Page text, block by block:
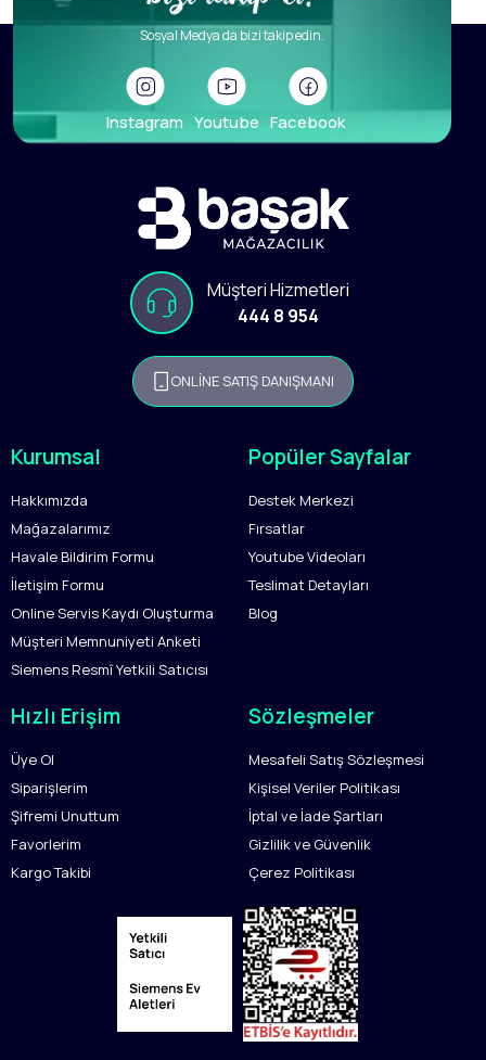
Sosyal Medya da bizi takip edin.
Instagram Youtube Facebook
Müşteri Hizmetleri
444 8 954
ONLİNE SATIŞ DANIŞMANI
Kurumsal
Hakkımızda
Mağazalarımız
Havale Bildirim Formu
İletişim Formu
Online Servis Kaydı Oluşturma
Müşteri Memnuniyeti Anketi
Siemens Resmî Yetkili Satıcısı
Popüler Sayfalar
Destek Merkezi
Fırsatlar
Youtube Videoları
Teslimat Detayları
Blog
Hızlı Erişim
Üye Ol
Siparişlerim
Şifremi Unuttum
Favorlerim
Kargo Takibi
Sözleşmeler
Mesafeli Satış Sözleşmesi
Kişisel Veriler Politikası
İptal ve İade Şartları
Gizlilik ve Güvenlik
Çerez Politikası